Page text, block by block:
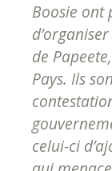
Boosie ont
de
Pays. Ils
celui-ci